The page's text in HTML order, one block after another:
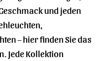
und jeden
– hier finden Sie das
Jede Kollektion